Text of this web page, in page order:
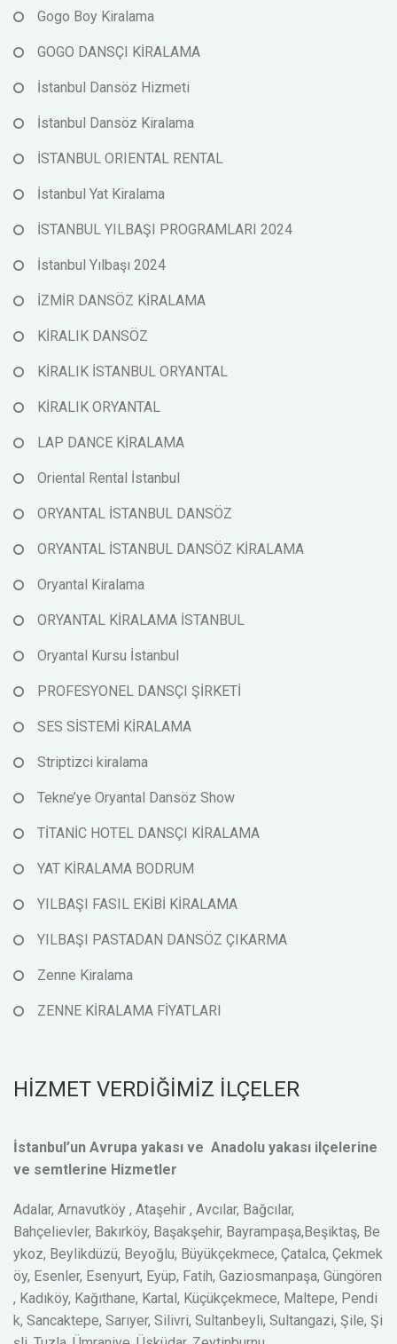
Gogo Boy Kiralama
GOGO DANSÇI KİRALAMA
İstanbul Dansöz Hizmeti
İstanbul Dansöz Kiralama
İSTANBUL ORIENTAL RENTAL
İstanbul Yat Kiralama
İSTANBUL YILBAŞI PROGRAMLARI 2024
İstanbul Yılbaşı 2024
İZMİR DANSÖZ KİRALAMA
KİRALIK DANSÖZ
KİRALIK İSTANBUL ORYANTAL
KİRALIK ORYANTAL
LAP DANCE KİRALAMA
Oriental Rental İstanbul
ORYANTAL İSTANBUL DANSÖZ
ORYANTAL İSTANBUL DANSÖZ KİRALAMA
Oryantal Kiralama
ORYANTAL KİRALAMA İSTANBUL
Oryantal Kursu İstanbul
PROFESYONEL DANSÇI ŞİRKETİ
SES SİSTEMİ KİRALAMA
Striptizci kiralama
Tekne’ye Oryantal Dansöz Show
TİTANİC HOTEL DANSÇI KİRALAMA
YAT KİRALAMA BODRUM
YILBAŞI FASIL EKİBİ KİRALAMA
YILBAŞI PASTADAN DANSÖZ ÇIKARMA
Zenne Kiralama
ZENNE KİRALAMA FİYATLARI
HİZMET VERDİĞİMİZ İLÇELER
İstanbul’un Avrupa yakası ve Anadolu yakası ilçelerine
ve semtlerine Hizmetler
Adalar, Arnavutköy , Ataşehir , Avcılar, Bağcılar,
Bahçelievler, Bakırköy, Başakşehir, Bayrampaşa,Beşiktaş, Be
ykoz, Beylikdüzü, Beyoğlu, Büyükçekmece, Çatalca, Çekmek
öy, Esenler, Esenyurt, Eyüp, Fatih, Gaziosmanpaşa, Güngören
, Kadıköy, Kağıthane, Kartal, Küçükçekmece, Maltepe, Pendi
k, Sancaktepe, Sarıyer, Silivri, Sultanbeyli, Sultangazi, Şile, Şi